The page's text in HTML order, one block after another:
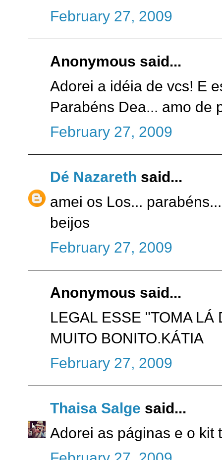
February 27, 2009
Anonymous said...
Adorei a idéia de vcs! E
Parabéns Dea... amo de
February 27, 2009
Dé Nazareth said...
amei os Los...
beijos
February 27, 2009
Anonymous said...
LEGAL ESSE "TOMA LÁ
MUITO BONITO.KÁTIA
February 27, 2009
Thaisa Salge said...
Adorei as páginas e o kit